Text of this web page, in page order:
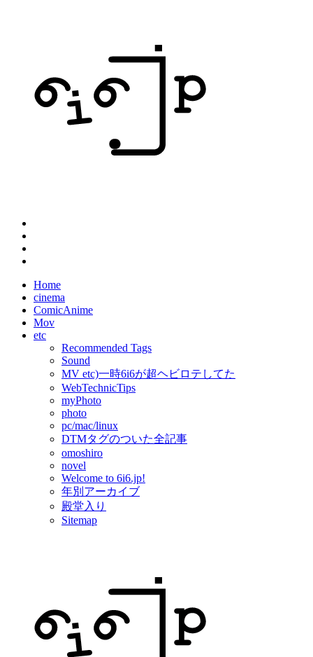
Home
cinema
ComicAnime
Mov
etc
Recommended Tags
Sound
MV etc)一時6i6が超ヘビロテしてた
WebTechnicTips
myPhoto
photo
pc/mac/linux
DTMタグのついた全記事
omoshiro
novel
Welcome to 6i6.jp!
年別アーカイブ
殿堂入り
Sitemap